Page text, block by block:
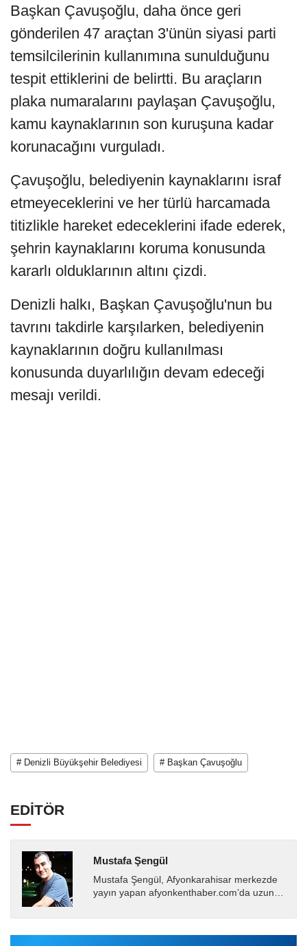
Başkan Çavuşoğlu, daha önce geri
gönderilen 47 araçtan 3'ünün siyasi parti
temsilcilerinin kullanımına sunulduğunu
tespit ettiklerini de belirtti. Bu araçların
plaka numaralarını paylaşan Çavuşoğlu,
kamu kaynaklarının son kuruşuna kadar
korunacağını vurguladı.
Çavuşoğlu, belediyenin kaynaklarını israf
etmeyeceklerini ve her türlü harcamada
titizlikle hareket edeceklerini ifade ederek,
şehrin kaynaklarını koruma konusunda
kararlı olduklarının altını çizdi.
Denizli halkı, Başkan Çavuşoğlu'nun bu
tavrını takdirle karşılarken, belediyenin
kaynaklarının doğru kullanılması
konusunda duyarlılığın devam edeceği
mesajı verildi.
# Denizli Büyükşehir Belediyesi # Başkan Çavuşoğlu
EDİTÖR
Mustafa Şengül
Mustafa Şengül, Afyonkarahisar merkezde
yayın yapan afyonkenthaber.com’da uzun
almakta, haber akışı...